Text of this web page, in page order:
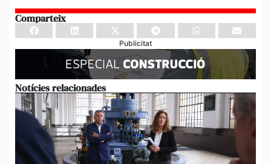
Comparteix
Publicitat
Notícies relacionades